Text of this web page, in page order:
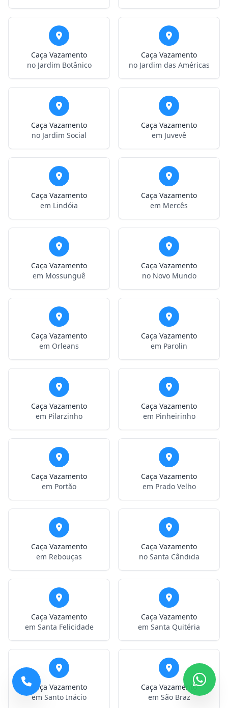
Caça Vazamento
no Jardim Botânico
Caça Vazamento
no Jardim das Américas
Caça Vazamento
no Jardim Social
Caça Vazamento
em Juvevê
Caça Vazamento
em Lindóia
Caça Vazamento
em Mercês
Caça Vazamento
em Mossunguê
Caça Vazamento
no Novo Mundo
Caça Vazamento
em Orleans
Caça Vazamento
em Parolin
Caça Vazamento
em Pilarzinho
Caça Vazamento
em Pinheirinho
Caça Vazamento
em Portão
Caça Vazamento
em Prado Velho
Caça Vazamento
em Rebouças
Caça Vazamento
no Santa Cândida
Caça Vazamento
em Santa Felicidade
Caça Vazamento
em Santa Quitéria
Caça Vazamento
em Santo Inácio
Caça Vazamento
em São Braz